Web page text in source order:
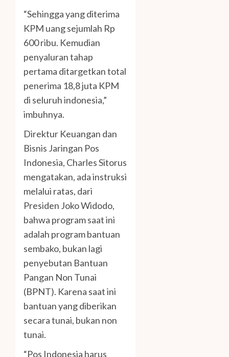
“Sehingga yang diterima
KPM uang sejumlah Rp
600 ribu. Kemudian
penyaluran tahap
pertama ditargetkan total
penerima 18,8 juta KPM
di seluruh indonesia,”
imbuhnya.
Direktur Keuangan dan
Bisnis Jaringan Pos
Indonesia, Charles Sitorus
mengatakan, ada instruksi
melalui ratas, dari
Presiden Joko Widodo,
bahwa program saat ini
adalah program bantuan
sembako, bukan lagi
penyebutan Bantuan
Pangan Non Tunai
(BPNT). Karena saat ini
bantuan yang diberikan
secara tunai, bukan non
tunai.
“Pos Indonesia harus